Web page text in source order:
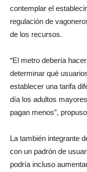
contemplar el
regulación de
de los recursos.
“El metro debería
determinar qué
establecer una tarifa
día los adultos
pagan menos”,
La también integrante
con un padrón de
podría incluso